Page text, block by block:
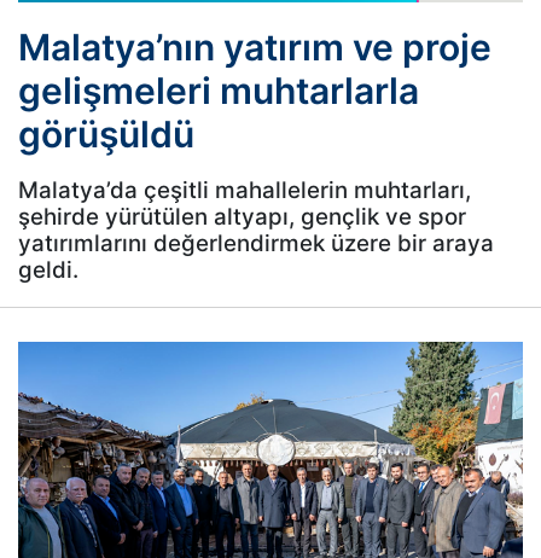
Malatya’nın yatırım ve proje
gelişmeleri muhtarlarla
görüşüldü
Malatya’da çeşitli mahallelerin muhtarları,
şehirde yürütülen altyapı, gençlik ve spor
yatırımlarını değerlendirmek üzere bir araya
geldi.